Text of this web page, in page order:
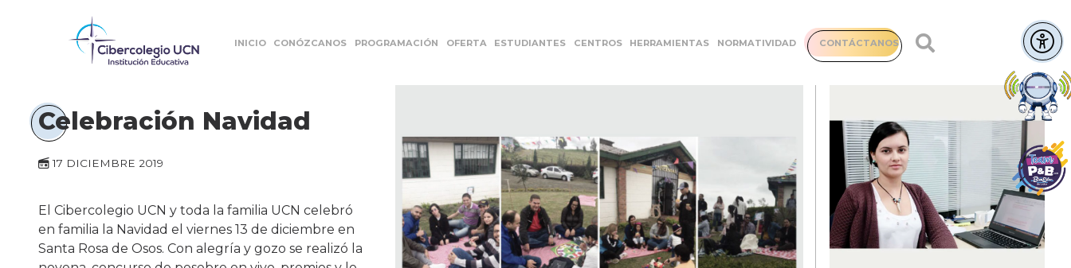
INICIO CONÓZCANOS PROGRAMACIÓN OFERTA ESTUDIANTES CENTROS HERRAMIENTAS NORMATIVIDAD CONTÁCTANOS
Celebración Navidad
17 DICIEMBRE 2019
El Cibercolegio UCN y toda la familia UCN celebró
en familia la Navidad el viernes 13 de diciembre en
Santa Rosa de Osos. Con alegría y gozo se realizó la